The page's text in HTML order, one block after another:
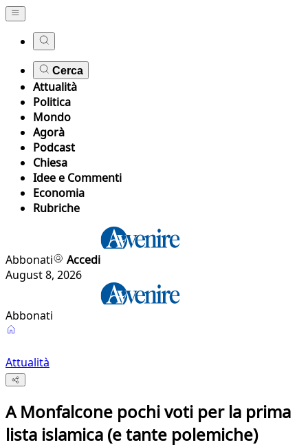
Cerca
Attualità
Politica
Mondo
Agorà
Podcast
Chiesa
Idee e Commenti
Economia
Rubriche
Abbonati
Accedi
August 8, 2026
Abbonati
Attualità
A Monfalcone pochi voti per la prima
lista islamica (e tante polemiche)